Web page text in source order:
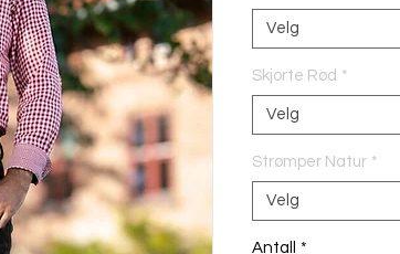
Velg
Skjorte Rød *
Velg
Strømper Natur *
Velg
Antall *